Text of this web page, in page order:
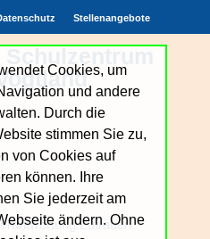
Stellenangebote
Cookies, um
und andere
Durch die
stimmen Sie zu,
von Cookies auf
können. Ihre
Sie jederzeit am
ändern. Ohne